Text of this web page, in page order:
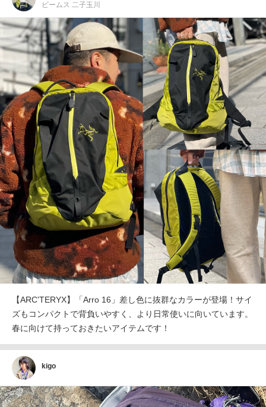
ビームス 二子玉川
【ARC'TERYX】「Arro 16」差し色に抜群なカラーが登場！サイ
ズもコンパクトで背負いやすく、より日常使いに向いています。
春に向けて持っておきたいアイテムです！
kigo